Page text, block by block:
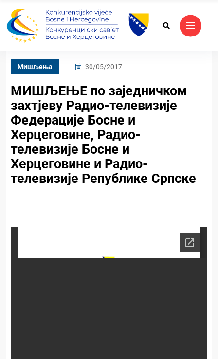
Mишљења 30/05/2017
МИШЉЕЊЕ по заједничком
захтјеву Радио-телевизије
Федерације Босне и
Херцеговине, Радио-
телевизије Босне и
Херцеговине и Радио-
телевизије Републике Српске